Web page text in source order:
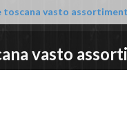
toscana vasto
vasto